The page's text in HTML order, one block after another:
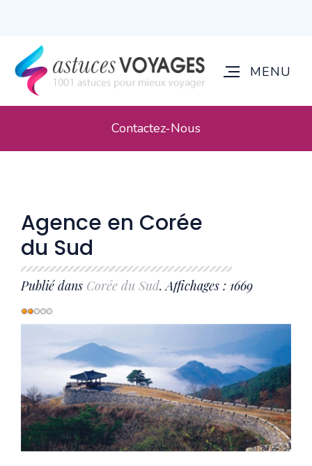
Contactez-Nous
Agence en Corée
du Sud
Publié dans Corée du Sud. Affichages : 1669
Vote